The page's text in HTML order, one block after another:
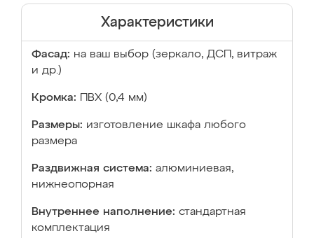
Характеристики
Фасад: на ваш выбор (зеркало, ДСП, витраж
и др.)
Кромка: ПВХ (0,4 мм)
Размеры: изготовление шкафа любого
размера
Раздвижная система: алюминиевая,
нижнеопорная
Внутреннее наполнение: стандартная
комплектация